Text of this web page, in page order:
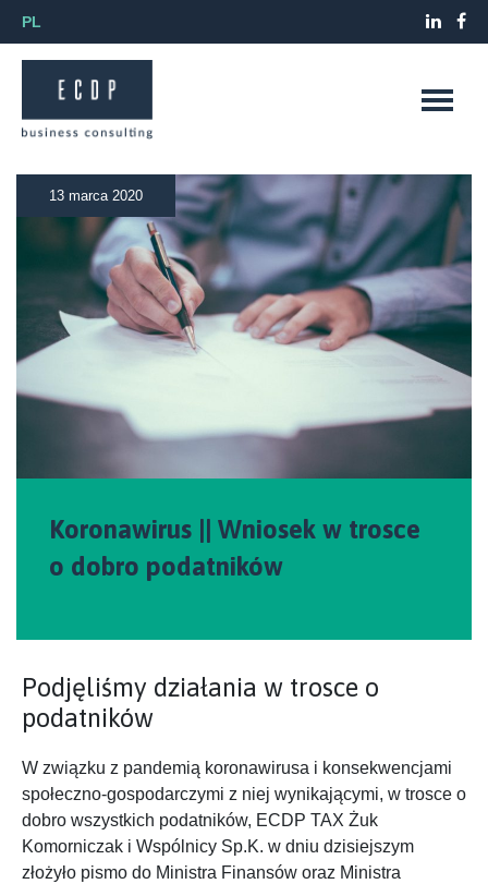
PL
13 marca 2020
Koronawirus || Wniosek w trosce
o dobro podatników
Podjęliśmy działania w trosce o
podatników
W związku z pandemią koronawirusa i konsekwencjami
społeczno-gospodarczymi z niej wynikającymi, w trosce o
dobro wszystkich podatników, ECDP TAX Żuk
Komorniczak i Wspólnicy Sp.K. w dniu dzisiejszym
złożyło pismo do Ministra Finansów oraz Ministra